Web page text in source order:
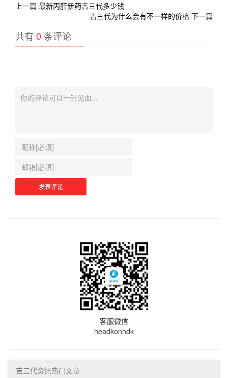
上一篇 最新丙肝新药吉三代多少钱
吉三代为什么会有不一样的价格 下一篇
共有 0 条评论
客服微信
headkonhdk
吉三代资讯热门文章